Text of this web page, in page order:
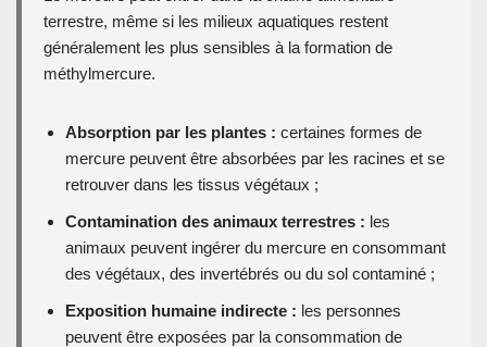
terrestre, même si les milieux aquatiques restent
généralement les plus sensibles à la formation de
méthylmercure.
Absorption par les plantes : certaines formes de
mercure peuvent être absorbées par les racines et se
retrouver dans les tissus végétaux ;
Contamination des animaux terrestres : les
animaux peuvent ingérer du mercure en consommant
des végétaux, des invertébrés ou du sol contaminé ;
Exposition humaine indirecte : les personnes
peuvent être exposées par la consommation de